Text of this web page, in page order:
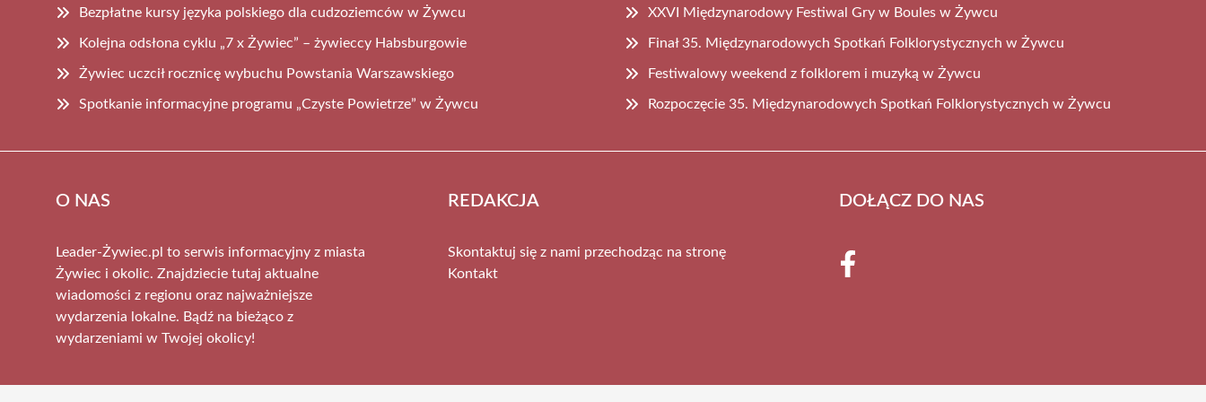
Bezpłatne kursy języka polskiego dla cudzoziemców w Żywcu XXVI Międzynarodowy Festiwal Gry w Boules w Żywcu
Kolejna odsłona cyklu „7 x Żywiec” – żywieccy Habsburgowie Finał 35. Międzynarodowych Spotkań Folklorystycznych w Żywcu
Żywiec uczcił rocznicę wybuchu Powstania Warszawskiego Festiwalowy weekend z folklorem i muzyką w Żywcu
Spotkanie informacyjne programu „Czyste Powietrze” w Żywcu Rozpoczęcie 35. Międzynarodowych Spotkań Folklorystycznych w Żywcu
O NAS
Leader-Żywiec.pl to serwis informacyjny z miasta
Żywiec i okolic. Znajdziecie tutaj aktualne
wiadomości z regionu oraz najważniejsze
wydarzenia lokalne. Bądź na bieżąco z
wydarzeniami w Twojej okolicy!
REDAKCJA
Skontaktuj się z nami przechodząc na stronę
Kontakt
DOŁĄCZ DO NAS